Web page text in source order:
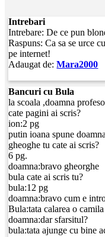
Intrebari
Intrebare: De ce pun
Raspuns: Ca sa se urce
pe internet!
Adaugat de:Mara2000
Bancuri cu Bula
la scoala ,doamna
cate pagini ai scris?
ion:2 pg
putin ioana spune doamna
gheoghe tu cate ai scris?
6 pg.
doamna:bravo gheorghe
bula cate ai scris tu?
bula:12 pg
doamna:bravo cum e
Bula:tata calarea o
doamna:dar sfarsitul?
bula:tata ajunge cu bine